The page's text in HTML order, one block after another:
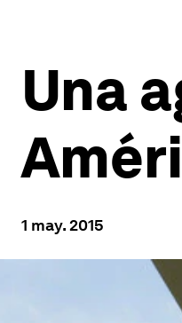
Una
1 may. 2015